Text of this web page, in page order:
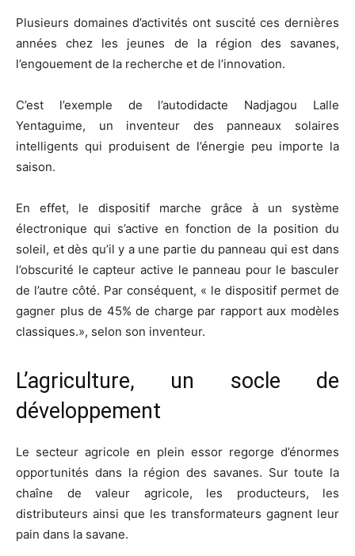
Plusieurs domaines d’activités ont suscité ces dernières
années chez les jeunes de la région des savanes,
l’engouement de la recherche et de l’innovation.
C’est l’exemple de l’autodidacte Nadjagou Lalle
Yentaguime, un inventeur des panneaux solaires
intelligents qui produisent de l’énergie peu importe la
saison.
En effet, le dispositif marche grâce à un système
électronique qui s’active en fonction de la position du
soleil, et dès qu’il y a une partie du panneau qui est dans
l’obscurité le capteur active le panneau pour le basculer
de l’autre côté. Par conséquent, « le dispositif permet de
gagner plus de 45% de charge par rapport aux modèles
classiques.», selon son inventeur.
L’agriculture, un socle de
développement
Le secteur agricole en plein essor regorge d’énormes
opportunités dans la région des savanes. Sur toute la
chaîne de valeur agricole, les producteurs, les
distributeurs ainsi que les transformateurs gagnent leur
pain dans la savane.